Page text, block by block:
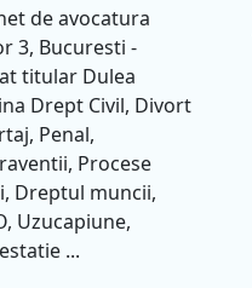
de avocatura
3, Bucuresti -
titular Dulea
Drept Civil, Divort
Penal,
Procese
Dreptul muncii,
Uzucapiune,
...